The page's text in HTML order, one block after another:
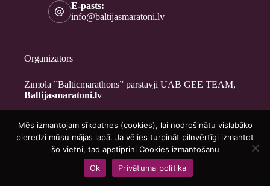
E-pasts:
info@baltijasmaratoni.lv
Organizators
Zīmola ”Balticmarathons” pārstāvji UAB GEE TEAM,
Baltijasmaratoni.lv
Kontakti
Par mums
Brīvprātīgajiem
Privātuma politika
Copyright © 2026 - Baltijasmaratoni.lv
Mēs izmantojam sīkdatnes (cookies), lai nodrošinātu vislabāko
pieredzi mūsu mājas lapā. Ja vēlies turpināt pilnvērtīgi izmantot
šo vietni, tad apstiprini Cookies izmantošanu
Ok
Privātuma politika